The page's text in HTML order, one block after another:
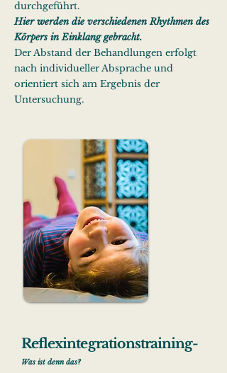
durchgeführt.
Hier werden die verschiedenen Rhythmen des
Körpers in Einklang gebracht.
Der Abstand der Behandlungen erfolgt
nach individueller Absprache und
orientiert sich am Ergebnis der
Untersuchung.
Reflexintegrationstraining-
Was ist denn das?